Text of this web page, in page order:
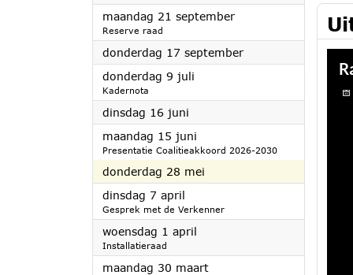
maandag 21 september2026
Reserve raad
donderdag 17 september2026
donderdag 9 juli
Kadernota
dinsdag 16 juni
maandag 15 juni
Presentatie Coalitieakkoord 2026-2030
donderdag 28 mei
dinsdag 7 april
Gesprek met de Verkenner
woensdag 1 april
Installatieraad
maandag 30 maart2026